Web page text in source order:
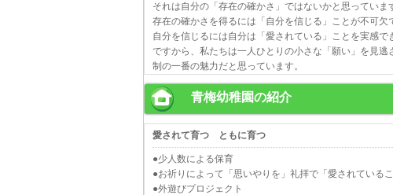
それは自分の「存在の確かさ」ではないかと思っていま
存在の確かさを得るには「自分を信じる」ことが不可欠
自分を信じるには自分は「愛されている」ことを実感で
ですから、私たちは一人ひとりの小さな「願い」を見
制の一番の魅力だと思っています。
青梅幼稚園の紹介
愛されて育つ ともに育つ
●少人数による保育
●お祈りによって「思いやりを」礼拝で「愛されている
●外遊びプロジェクト